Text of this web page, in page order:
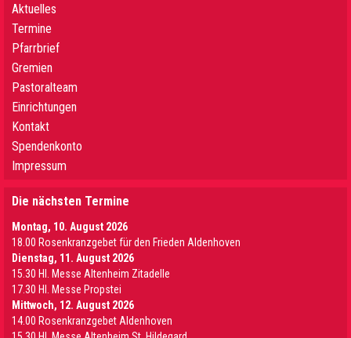
Aktuelles
Termine
Pfarrbrief
Gremien
Pastoralteam
Einrichtungen
Kontakt
Spendenkonto
Impressum
Die nächsten Termine
Montag, 10. August 2026
18.00 Rosenkranzgebet für den Frieden Aldenhoven
Dienstag, 11. August 2026
15.30 Hl. Messe Altenheim Zitadelle
17.30 Hl. Messe Propstei
Mittwoch, 12. August 2026
14.00 Rosenkranzgebet Aldenhoven